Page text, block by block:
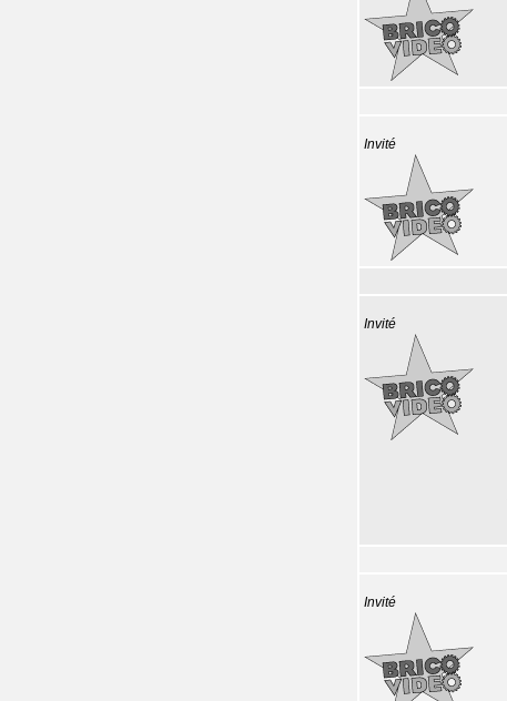
Invité
Invité
Invité